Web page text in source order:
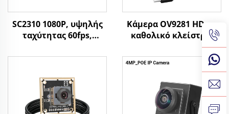
SC2310 1080P, υψηλής
ταχύτητας 60fps,
UVC, OTG, plug and
Κάμερα OV9281 HD με
καθολικό κλείστρο,
Μαύρο-Άσπρο, 120fps,
800P, 210fps, 640X480,
Μικρή βιομηχανική
κάμερα USB για υψηλή
ταχύτητα λήψης